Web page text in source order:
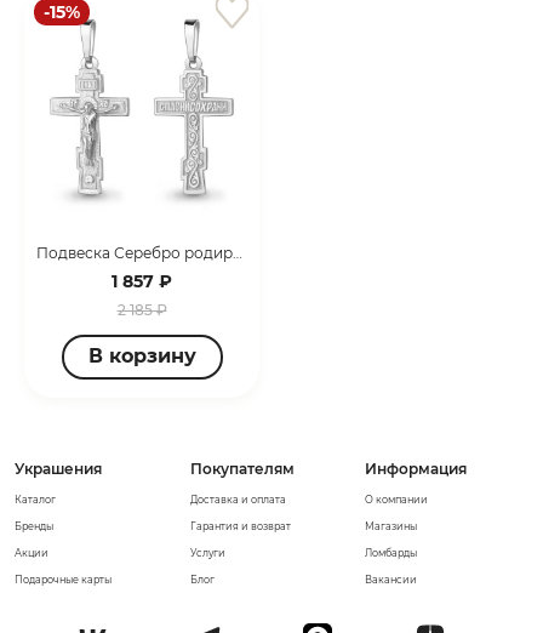
-15%
Подвеска Серебро родированное 11940.5
1 857 ₽
2 185 ₽
В корзину
Информация
О компании
Магазины
Ломбарды
Вакансии
Украшения
Каталог
Бренды
Акции
Подарочные карты
Покупателям
Доставка и оплата
Гарантия и возврат
Услуги
Блог